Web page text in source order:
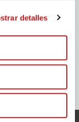
detalles